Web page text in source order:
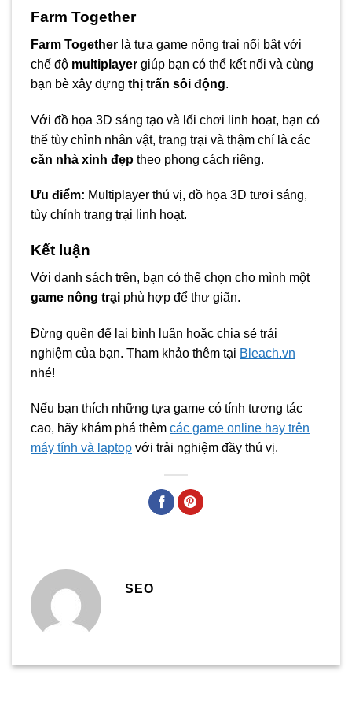
Farm Together
Farm Together là tựa game nông trại nổi bật với
chế độ multiplayer giúp bạn có thể kết nối và cùng
bạn bè xây dựng thị trấn sôi động.
Với đồ họa 3D sáng tạo và lối chơi linh hoạt, bạn có
thể tùy chỉnh nhân vật, trang trại và thậm chí là các
căn nhà xinh đẹp theo phong cách riêng.
Ưu điểm: Multiplayer thú vị, đồ họa 3D tươi sáng,
tùy chỉnh trang trại linh hoạt.
Kết luận
Với danh sách trên, bạn có thể chọn cho mình một
game nông trại phù hợp để thư giãn.
Đừng quên để lại bình luận hoặc chia sẻ trải
nghiệm của bạn. Tham khảo thêm tại Bleach.vn
nhé!
Nếu bạn thích những tựa game có tính tương tác
cao, hãy khám phá thêm các game online hay trên
máy tính và laptop với trải nghiệm đầy thú vị.
SEO